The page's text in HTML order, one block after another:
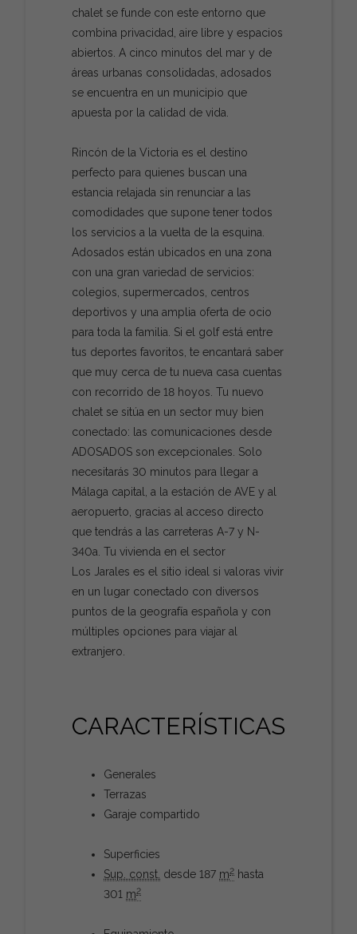
chalet se funde con este entorno que
combina privacidad, aire libre y espacios
abiertos. A cinco minutos del mar y de
áreas urbanas consolidadas, adosados
se encuentra en un municipio que
apuesta por la calidad de vida.
Rincón de la Victoria es el destino
perfecto para quienes buscan una
estancia relajada sin renunciar a las
comodidades que supone tener todos
los servicios a la vuelta de la esquina.
Adosados están ubicados en una zona
con una gran variedad de servicios:
colegios, supermercados, centros
deportivos y una amplia oferta de ocio
para toda la familia. Si el golf está entre
tus deportes favoritos, te encantará saber
que muy cerca de tu nueva casa cuentas
con recorrido de 18 hoyos. Tu nuevo
chalet se sitúa en un sector muy bien
conectado: las comunicaciones desde
ADOSADOS son excepcionales. Solo
necesitarás 30 minutos para llegar a
Málaga capital, a la estación de AVE y al
aeropuerto, gracias al acceso directo
que tendrás a las carreteras A-7 y N-
340a. Tu vivienda en el sector
Los Jarales es el sitio ideal si valoras vivir
en un lugar conectado con diversos
puntos de la geografía española y con
múltiples opciones para viajar al
extranjero.
CARACTERÍSTICAS
Generales
Terrazas
Garaje compartido
Superficies
Sup. const. desde 187 m2 hasta
301 m2